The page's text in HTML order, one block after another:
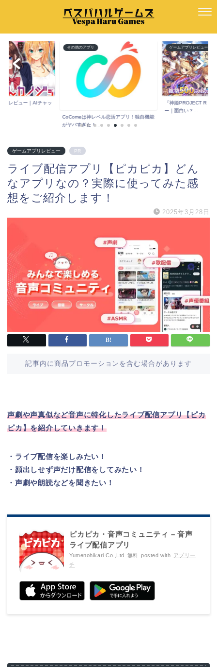
』レビュー｜AIチャッ
その他のアプリ
CoComeは神レベル恋活アプリ！独自機能
がヤバすぎた！...
ゲームアプリレビュー
『神姫PROJECT R（
ー｜面白い？...
ゲームアプリレビュー PR
ライブ配信アプリ【ピカピカ】どん
なアプリなの？実際に使ってみた感
想をご紹介します！
2025年3月28日
記事内に商品プロモーションを含む場合があります
声劇や声真似など音声に特化したライブ配信アプリ【ピカ
ピカ】を紹介していきます！
・ライブ配信を楽しみたい！
・顔出しせず声だけ配信をしてみたい！
・声劇や朗読などを聞きたい！
ピカピカ・音声コミュニティ – 音声
ライブ配信アプリ
Yumenohikari Co.,Ltd 無料 posted with アプリー
チ